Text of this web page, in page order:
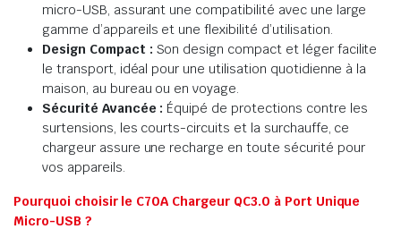
micro-USB, assurant une compatibilité avec une large
gamme d’appareils et une flexibilité d’utilisation.
Design Compact : Son design compact et léger facilite
le transport, idéal pour une utilisation quotidienne à la
maison, au bureau ou en voyage.
Sécurité Avancée : Équipé de protections contre les
surtensions, les courts-circuits et la surchauffe, ce
chargeur assure une recharge en toute sécurité pour
vos appareils.
Pourquoi choisir le C70A Chargeur QC3.0 à Port Unique
Micro-USB ?